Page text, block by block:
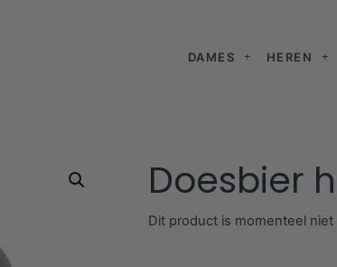
DAMES HEREN
Doesbier
Dit product is momenteel niet